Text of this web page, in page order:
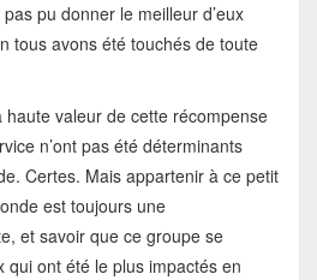
pas pu donner le meilleur d’eux
tous avons été touchés de toute
valeur de cette récompense
n’ont pas été déterminants
Certes. Mais appartenir à ce petit
est toujours une
et savoir que ce groupe se
qui ont été le plus impactés en